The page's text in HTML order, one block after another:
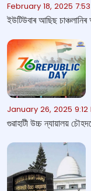
February 18, 2025
ইউটিউবাৰ আছিছ চাঞ্চলানিৰ
January 26, 2025 9:12
গুৱাহাটী উচ্চ ন্যায়ালয়